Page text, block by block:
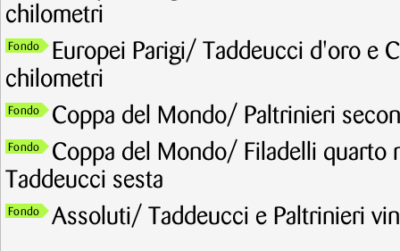
chilometri
Fondo
Europei Parigi/ Taddeucci d'oro e
chilometri
Fondo Coppa del Mondo/ Paltrinieri
Fondo
Coppa del Mondo/ Filadelli quarto
Taddeucci sesta
Fondo Assoluti/ Taddeucci e Paltrinieri